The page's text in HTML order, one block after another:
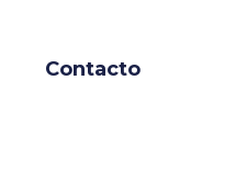
Contacto